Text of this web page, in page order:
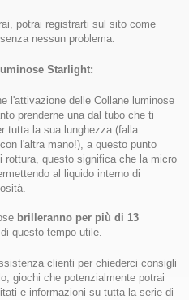
potrai registrarti sul sito come
nessun problema.
Starlight:
l'attivazione delle Collane luminose
prenderne una dal tubo che ti
tutta la sua lunghezza (falla
l'altra mano!), a questo punto
rottura, questo significa che la micro
al liquido interno di
brilleranno per più di 13
questo tempo utile.
clienti per chiederci consigli
giochi che potenzialmente potrai
e informazioni su tutta la serie di